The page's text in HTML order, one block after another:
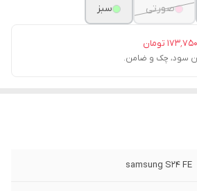
صورتی سبز
۱۷۳٬۷۵۰ تومان
samsung S24 FE